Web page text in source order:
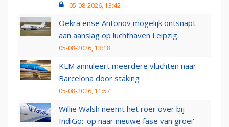
05-08-2026, 13:42
Oekraïense Antonov mogelijk ontsnapt
aan aanslag op luchthaven Leipzig
05-08-2026, 13:18
KLM annuleert meerdere vluchten naar
Barcelona door staking
05-08-2026, 11:57
Willie Walsh neemt het roer over bij
IndiGo: 'op naar nieuwe fase van groei'